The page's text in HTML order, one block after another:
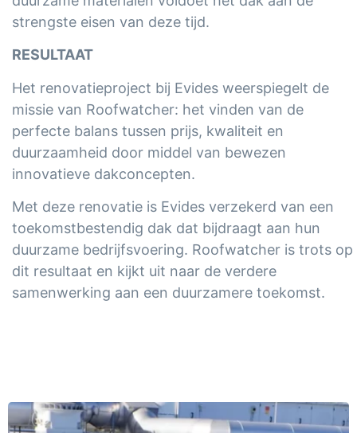
strengste eisen van deze tijd.
RESULTAAT
Het renovatieproject bij Evides weerspiegelt de
missie van Roofwatcher: het vinden van de
perfecte balans tussen prijs, kwaliteit en
duurzaamheid door middel van bewezen
innovatieve dakconcepten.
Met deze renovatie is Evides verzekerd van een
toekomstbestendig dak dat bijdraagt aan hun
duurzame bedrijfsvoering. Roofwatcher is trots op
dit resultaat en kijkt uit naar de verdere
samenwerking aan een duurzamere toekomst.